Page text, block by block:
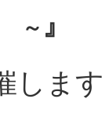
～ 』
します